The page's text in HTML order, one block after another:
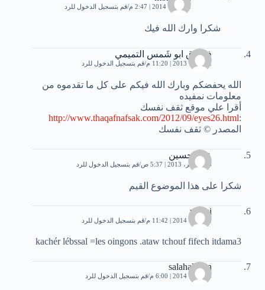
2 فبراير، 2014 | 2:47 م قم بتسجيل الدخول للرد
شكرا وارك الله فيك
فرزدق ابو شَمس التميمي
2 أكتوبر، 2013 | 11:20 م قم بتسجيل الدخول للرد
الله يحفضكم وبارك الله فيكم على كل ما تقدموه من
معلومات نمفيده
أقرا علي موقع ثقف نفسك
:
http://www.thaqafnafsak.com/2012/09/eyes26.html
المصدر © ثقف نفسك
علي حسين
26 نوفمبر، 2013 | 5:37 ص قم بتسجيل الدخول للرد
شكرا على هذا الموضوع القيم
roussi
2 فبراير، 2014 | 11:42 م قم بتسجيل الدخول للرد
kachér lébssal =les oingons .ataw tchouf fifech itdama3
salahaldeen
3 فبراير، 2014 | 6:00 م قم بتسجيل الدخول للرد